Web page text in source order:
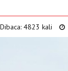
Dibaca: 4823 kali